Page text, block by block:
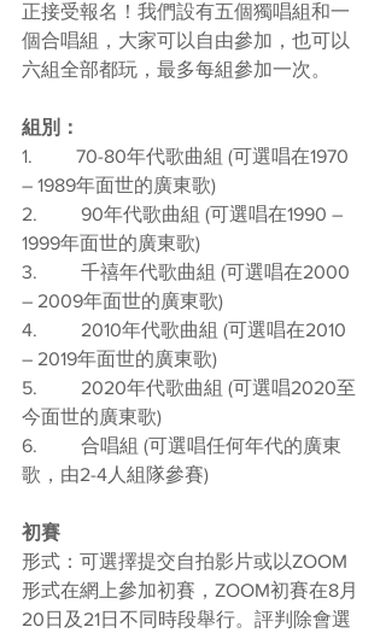
正接受報名！我們設有五個獨唱組和一
個合唱組，大家可以自由參加，也可以
六組全部都玩，最多每組參加一次。
組別：
1.         70-80年代歌曲組 (可選唱在1970
– 1989年面世的廣東歌)
2.         90年代歌曲組 (可選唱在1990 –
1999年面世的廣東歌)
3.         千禧年代歌曲組 (可選唱在2000
– 2009年面世的廣東歌)
4.         2010年代歌曲組 (可選唱在2010
– 2019年面世的廣東歌)
5.         2020年代歌曲組 (可選唱2020至
今面世的廣東歌)
6.         合唱組 (可選唱任何年代的廣東
歌，由2-4人組隊參賽)
初賽
形式：可選擇提交自拍影片或以ZOOM
形式在網上參加初賽，ZOOM初賽在8月
20日及21日不同時段舉行。評判除會選